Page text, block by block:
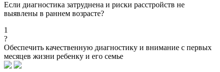
Если диагностика затруднена и риски расстройств не
выявлены в раннем возрасте?
1
?
Обеспечить качественную диагностику и внимание с первых
месяцев жизни ребенку и его семье